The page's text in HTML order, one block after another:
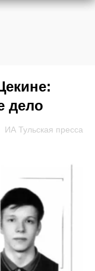
дело
ИА Тульская пресса